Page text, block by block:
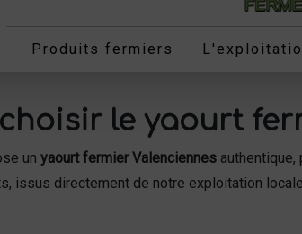
Produits fermiers
le yaourt
un yaourt fermier Valenciennes
issus directement de notre exploitation